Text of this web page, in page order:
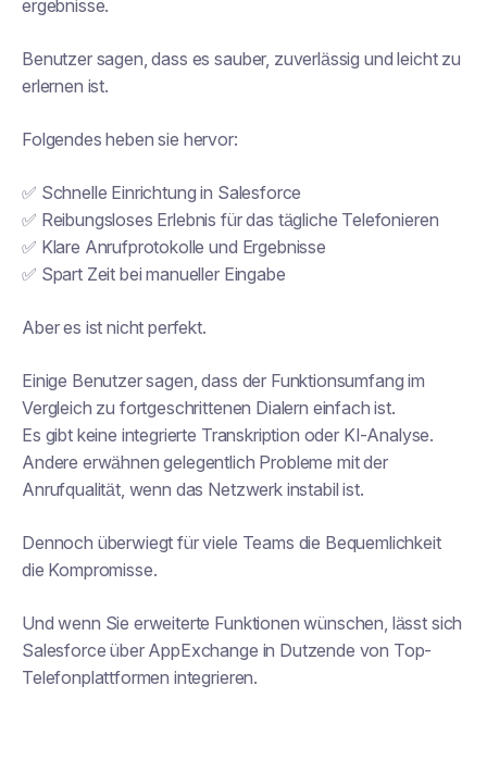
ergebnisse.
Benutzer sagen, dass es sauber, zuverlässig und leicht zu
erlernen ist.
Folgendes heben sie hervor:
✅ Schnelle Einrichtung in Salesforce
✅ Reibungsloses Erlebnis für das tägliche Telefonieren
✅ Klare Anrufprotokolle und Ergebnisse
✅ Spart Zeit bei manueller Eingabe
Aber es ist nicht perfekt.
Einige Benutzer sagen, dass der Funktionsumfang im
Vergleich zu fortgeschrittenen Dialern einfach ist.
Es gibt keine integrierte Transkription oder KI-Analyse.
Andere erwähnen gelegentlich Probleme mit der
Anrufqualität, wenn das Netzwerk instabil ist.
Dennoch überwiegt für viele Teams die Bequemlichkeit
die Kompromisse.
Und wenn Sie erweiterte Funktionen wünschen, lässt sich
Salesforce über AppExchange in Dutzende von Top-
Telefonplattformen integrieren.